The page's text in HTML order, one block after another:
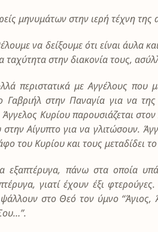
μηνυμάτων στην ιερή τέχνη της
να δείξουμε ότι είναι άυλα
ταχύτητα στην διακονία τους,
περιστατικά με Αγγέλους
Γαβριήλ στην Παναγία για να
Κυρίου παρουσιάζεται
Αίγυπτο για να γλιτώσουν.
του Κυρίου και τους μεταδίδει
εξαπτέρυγα, πάνω στα οποία
γιατί έχουν έξι
ψάλλουν στο Θεό τον ύμνο